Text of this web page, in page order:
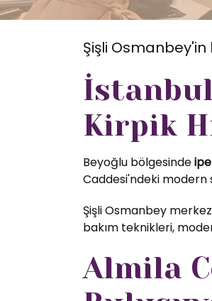
Şişli
Kirpik
Beyoğlu bölgesinde
Caddesi'ndeki modern
Şişli Osmanbey
bakım teknikleri,
Almila